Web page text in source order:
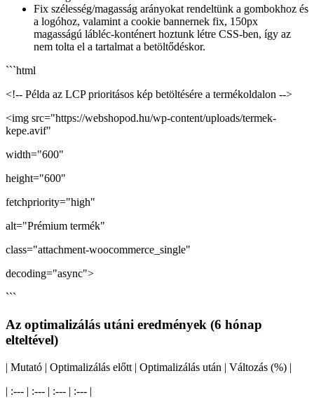
Fix szélesség/magasság arányokat rendeltünk a gombokhoz és
a logóhoz, valamint a cookie bannernek fix, 150px
magasságú lábléc-konténert hoztunk létre CSS-ben, így az
nem tolta el a tartalmat a betöltődéskor.
```html
<!-- Példa az LCP prioritásos kép betöltésére a termékoldalon -->
<img src="https://webshopod.hu/wp-content/uploads/termek-
kepe.avif"
width="600"
height="600"
fetchpriority="high"
alt="Prémium termék"
class="attachment-woocommerce_single"
decoding="async">
```
Az optimalizálás utáni eredmények (6 hónap
elteltével)
| Mutató | Optimalizálás előtt | Optimalizálás után | Változás (%) |
| :--- | :--- | :--- | :--- |